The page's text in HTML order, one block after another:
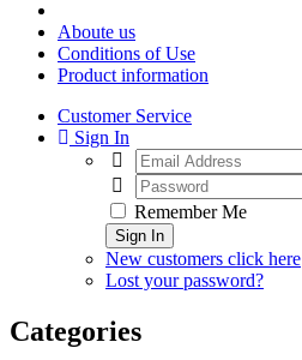
Aboute us
Conditions of Use
Product information
Customer Service
Sign In
Remember Me
Sign In
New customers click here
Lost your password?
Categories